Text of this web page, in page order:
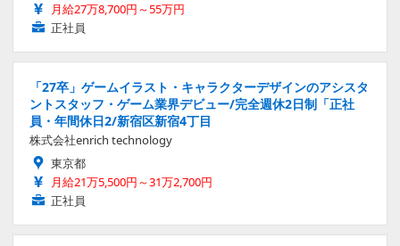
月給27万8,700円～55万円
正社員
「27卒」ゲームイラスト・キャラクターデザインのアシスタ
ントスタッフ・ゲーム業界デビュー/完全週休2日制「正社
員・年間休日2/新宿区新宿4丁目
株式会社enrich technology
東京都
月給21万5,500円～31万2,700円
正社員